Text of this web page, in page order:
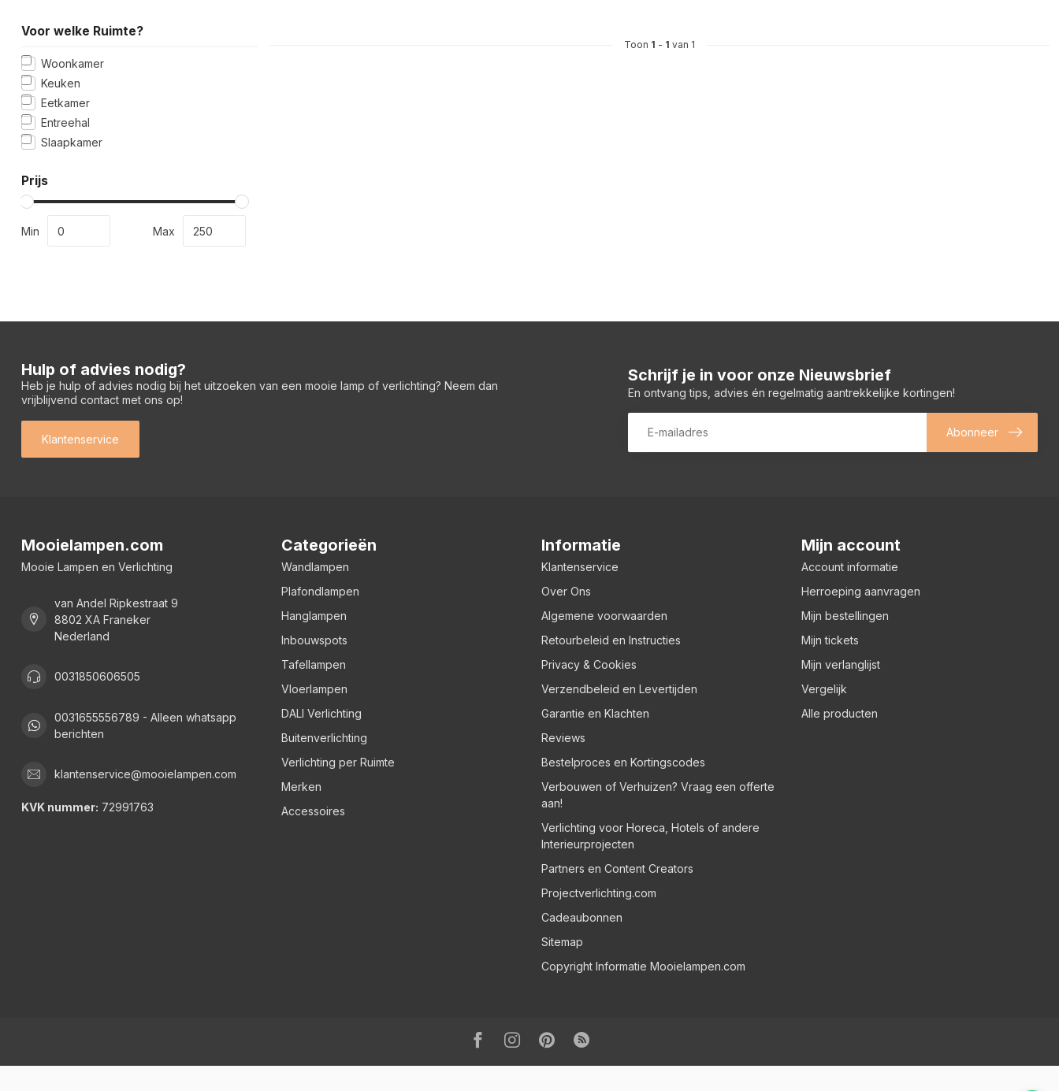
Voor welke Ruimte?
Woonkamer
Keuken
Eetkamer
Entreehal
Slaapkamer
Prijs
Min Max
Toon 1 - 1 van 1
Hulp of advies nodig?
Heb je hulp of advies nodig bij het uitzoeken van een mooie lamp of verlichting? Neem dan
vrijblijvend contact met ons op!
Klantenservice
Schrijf je in voor onze Nieuwsbrief
En ontvang tips, advies én regelmatig aantrekkelijke kortingen!
Abonneer
Mooielampen.com
Mooie Lampen en Verlichting
van Andel Ripkestraat 9
8802 XA Franeker
Nederland
0031850606505
0031655556789 - Alleen whatsapp
berichten
klantenservice@mooielampen.com
KVK nummer: 72991763
Categorieën
Wandlampen
Plafondlampen
Hanglampen
Inbouwspots
Tafellampen
Vloerlampen
DALI Verlichting
Buitenverlichting
Verlichting per Ruimte
Merken
Accessoires
Informatie
Klantenservice
Over Ons
Algemene voorwaarden
Retourbeleid en Instructies
Privacy & Cookies
Verzendbeleid en Levertijden
Garantie en Klachten
Reviews
Bestelproces en Kortingscodes
Verbouwen of Verhuizen? Vraag een offerte
aan!
Verlichting voor Horeca, Hotels of andere
Interieurprojecten
Partners en Content Creators
Projectverlichting.com
Cadeaubonnen
Sitemap
Copyright Informatie Mooielampen.com
Mijn account
Account informatie
Herroeping aanvragen
Mijn bestellingen
Mijn tickets
Mijn verlanglijst
Vergelijk
Alle producten